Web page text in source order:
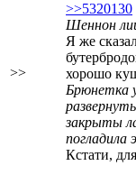
>>
>>5320130
Шеннон
Я же
хорошо
Брюнетка
закрыты
погладила
Кстати,